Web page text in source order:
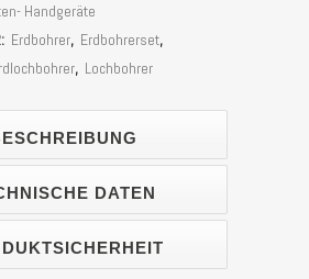
Handgeräte
Erdbohrer, Erdbohrerset,
, Lochbohrer
DATEN